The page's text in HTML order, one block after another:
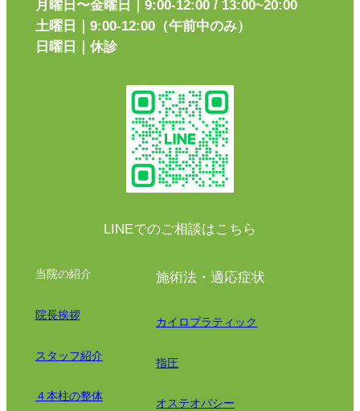
月曜日〜金曜日｜9:00-12:00 / 13:00~20:00
土曜日｜9:00-12:00（午前中のみ）
日曜日｜休診
LINEでのご相談はこちら
当院の紹介
院長挨拶
スタッフ紹介
４本柱の整体
施術法・適応症状
カイロプラティック
指圧
オステオパシー